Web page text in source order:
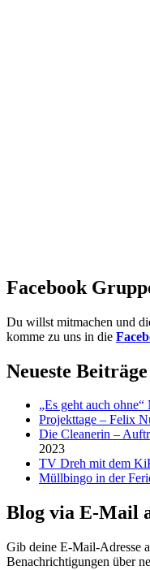
Facebook
Du willst mitmachen und
komme zu uns in die
Neueste Beiträge
„Es geht auch
Projekttage – Felix
Die Cleanerin –
2023
TV Dreh mit dem
Müllbingo in der
Blog via E-Mail
Gib deine E-Mail-Adresse
Benachrichtigungen über